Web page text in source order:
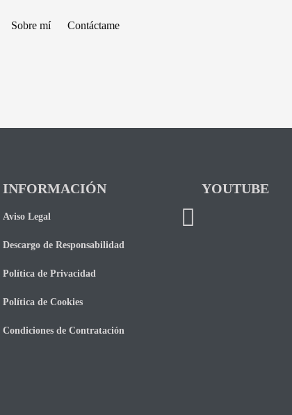
Sobre mí Contáctame
INFORMACIÓN
Aviso Legal
Descargo de Responsabilidad
Política de Privacidad
Política de Cookies
Condiciones de Contratación
YOUTUBE